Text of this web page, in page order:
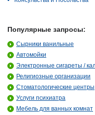
Популярные запросы:
Сырники ванильные
Автомойки
Электронные сигареты /
Религиозные организации
Стоматологические центры
Услуги психиатра
Мебель для ванных комнат